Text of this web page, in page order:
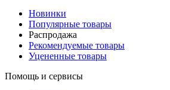
Новинки
Популярные товары
Распродажа
Рекомендуемые товары
Уцененные товары
Помощь и сервисы